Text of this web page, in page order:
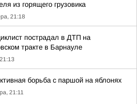
из горящего грузовика
21:18
пострадал в ДТП на
тракте в Барнауле
борьба с паршой на яблонях
21:11